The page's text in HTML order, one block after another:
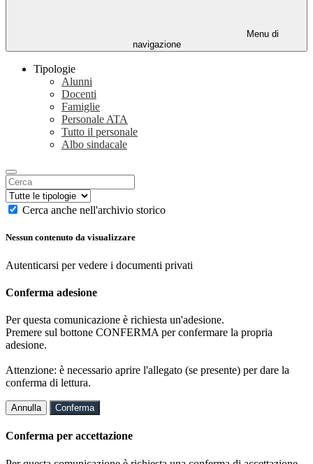
Menu di
navigazione
Tipologie
Alunni
Docenti
Famiglie
Personale ATA
Tutto il personale
Albo sindacale
Cerca anche nell'archivio storico
Nessun contenuto da visualizzare
Autenticarsi per vedere i documenti privati
Conferma adesione
Per questa comunicazione è richiesta un'adesione.
Premere sul bottone CONFERMA per confermare la propria
adesione.
Attenzione: è necessario aprire l'allegato (se presente) per dare la
conferma di lettura.
Annulla Conferma
Conferma per accettazione